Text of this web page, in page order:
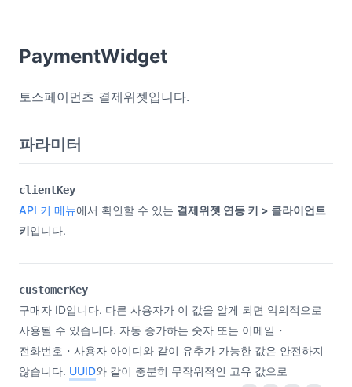
PaymentWidget
토스페이먼츠 결제위젯입니다.
파라미터
clientKey
API 키 메뉴에서 확인할 수 있는 결제위젯 연동 키 > 클라이언트
키입니다.
customerKey
구매자 ID입니다. 다른 사용자가 이 값을 알게 되면 악의적으로
사용될 수 있습니다. 자동 증가하는 숫자 또는 이메일・
전화번호・사용자 아이디와 같이 유추가 가능한 값은 안전하지
않습니다. UUID와 같이 충분히 무작위적인 고유 값으로